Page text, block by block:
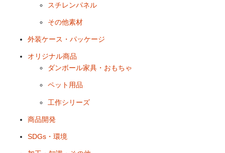
スチレンパネル
その他素材
外装ケース・パッケージ
オリジナル商品
ダンボール家具・おもちゃ
ペット用品
工作シリーズ
商品開発
SDGs・環境